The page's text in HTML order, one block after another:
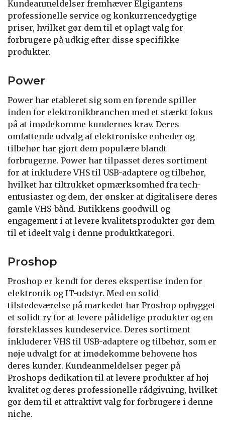
Kundeanmeldelser fremhæver Elgigantens
professionelle service og konkurrencedygtige
priser, hvilket gør dem til et oplagt valg for
forbrugere på udkig efter disse specifikke
produkter.
Power
Power har etableret sig som en førende spiller
inden for elektronikbranchen med et stærkt fokus
på at imødekomme kundernes krav. Deres
omfattende udvalg af elektroniske enheder og
tilbehør har gjort dem populære blandt
forbrugerne. Power har tilpasset deres sortiment
for at inkludere VHS til USB-adaptere og tilbehør,
hvilket har tiltrukket opmærksomhed fra tech-
entusiaster og dem, der ønsker at digitalisere deres
gamle VHS-bånd. Butikkens goodwill og
engagement i at levere kvalitetsprodukter gør dem
til et ideelt valg i denne produktkategori.
Proshop
Proshop er kendt for deres ekspertise inden for
elektronik og IT-udstyr. Med en solid
tilstedeværelse på markedet har Proshop opbygget
et solidt ry for at levere pålidelige produkter og en
førsteklasses kundeservice. Deres sortiment
inkluderer VHS til USB-adaptere og tilbehør, som er
nøje udvalgt for at imødekomme behovene hos
deres kunder. Kundeanmeldelser peger på
Proshops dedikation til at levere produkter af høj
kvalitet og deres professionelle rådgivning, hvilket
gør dem til et attraktivt valg for forbrugere i denne
niche.